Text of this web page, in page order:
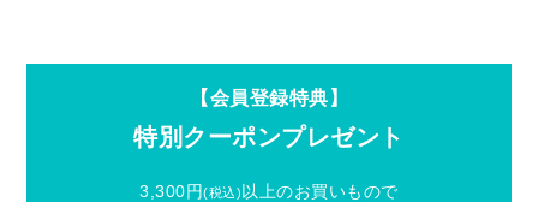
【会員登録特典】
特別クーポンプレゼント
3,300円(税込) 以上のお買いもので